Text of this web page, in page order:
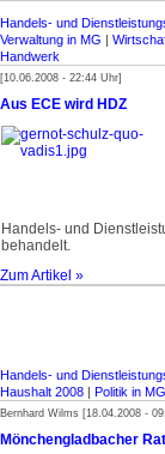
Handels- und
Verwaltung in MG |
Handwerk
[10.06.2008 - 22:44 Uhr]
Aus ECE wird HDZ
Handels- und
behandelt.
Zum Artikel »
Handels- und
Haushalt 2008 | Politik in MG
Bernhard Wilms [18.04.2008 -
Mönchengladbacher